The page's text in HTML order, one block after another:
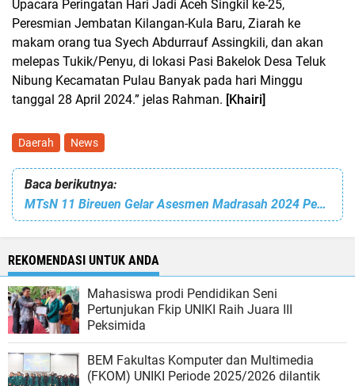
Upacara Peringatan Hari Jadi Aceh Singkil ke-25,
Peresmian Jembatan Kilangan-Kula Baru, Ziarah ke
makam orang tua Syech Abdurrauf Assingkili, dan akan
melepas Tukik/Penyu, di lokasi Pasi Bakelok Desa Teluk
Nibung Kecamatan Pulau Banyak pada hari Minggu
tanggal 28 April 2024.” jelas Rahman. [Khairi]
Daerah News
Baca berikutnya:
MTsN 11 Bireuen Gelar Asesmen Madrasah 2024 Pengganti UN & UAMBN
REKOMENDASI UNTUK ANDA
Mahasiswa prodi Pendidikan Seni
Pertunjukan Fkip UNIKI Raih Juara III
Peksimida
BEM Fakultas Komputer dan Multimedia
(FKOM) UNIKI Periode 2025/2026 dilantik